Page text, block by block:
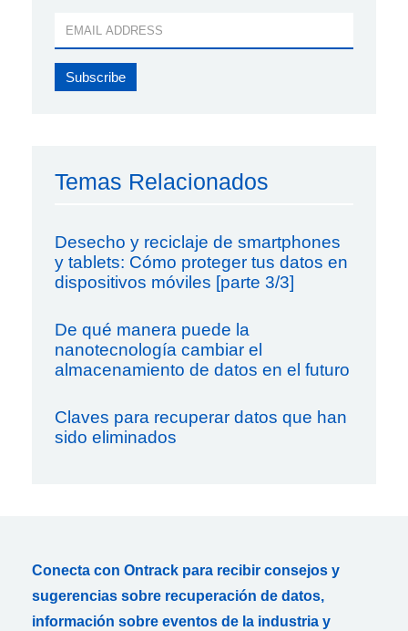
Temas Relacionados
Desecho y reciclaje de smartphones
y tablets: Cómo proteger tus datos en
dispositivos móviles [parte 3/3]
De qué manera puede la
nanotecnología cambiar el
almacenamiento de datos en el futuro
Claves para recuperar datos que han
sido eliminados
Conecta con Ontrack para recibir consejos y
sugerencias sobre recuperación de datos,
información sobre eventos de la industria y